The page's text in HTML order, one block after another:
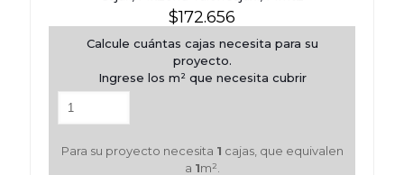
$172.656
Calcule cuántas cajas necesita para su
proyecto.
Ingrese los m² que necesita cubrir
Para su proyecto necesita 1 cajas, que equivalen
a 1m².